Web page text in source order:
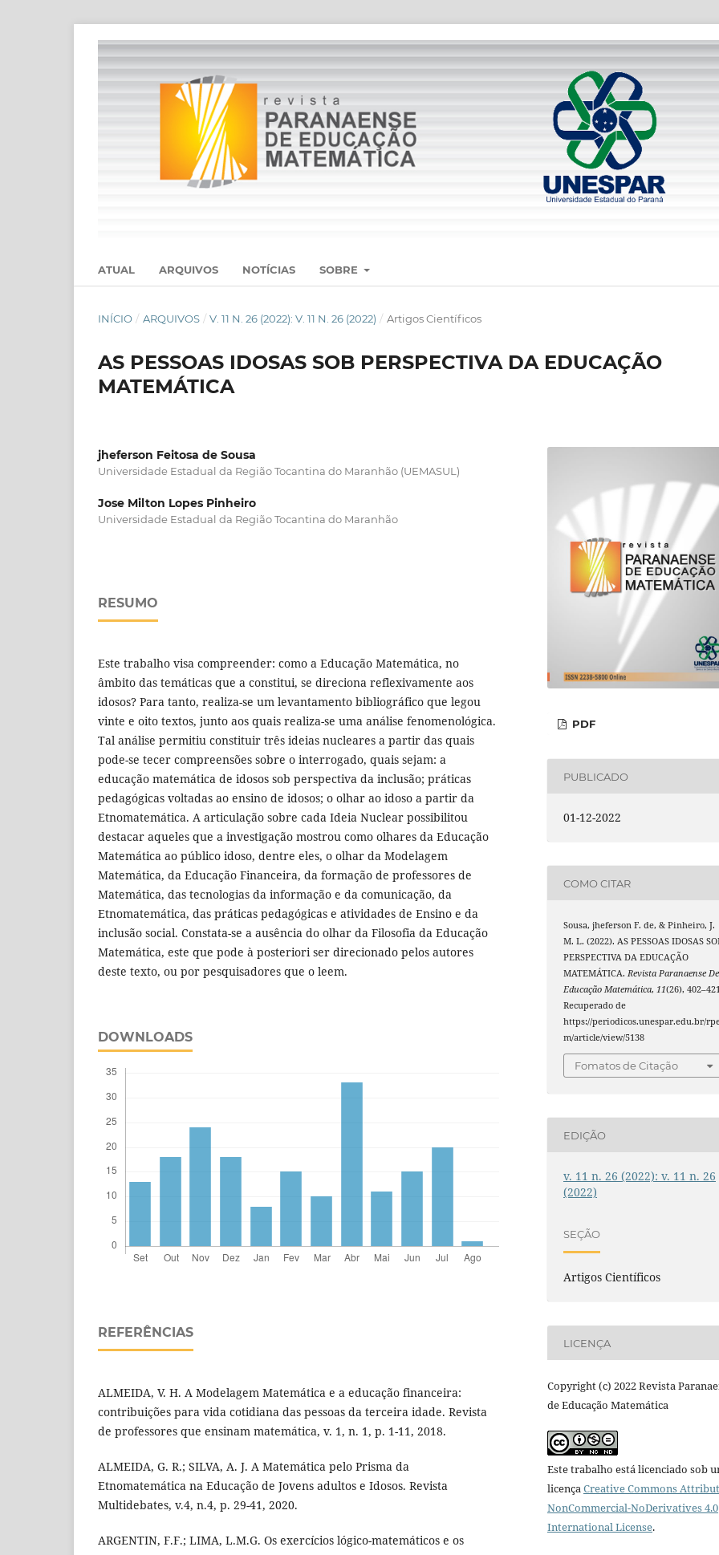
ATUAL ARQUIVOS NOTÍCIAS SOBRE
INÍCIO / ARQUIVOS / V. 11 N. 26 (2022): V. 11 N. 26 (2022) / Artigos Científicos
AS PESSOAS IDOSAS SOB PERSPECTIVA DA EDUCAÇÃO
MATEMÁTICA
jheferson Feitosa de Sousa
Universidade Estadual da Região Tocantina do Maranhão (UEMASUL)
Jose Milton Lopes Pinheiro
Universidade Estadual da Região Tocantina do Maranhão
RESUMO
Este trabalho visa compreender: como a Educação Matemática, no
âmbito das temáticas que a constitui, se direciona reflexivamente aos
idosos? Para tanto, realiza-se um levantamento bibliográfico que legou
vinte e oito textos, junto aos quais realiza-se uma análise fenomenológica.
Tal análise permitiu constituir três ideias nucleares a partir das quais
pode-se tecer compreensões sobre o interrogado, quais sejam: a
educação matemática de idosos sob perspectiva da inclusão; práticas
pedagógicas voltadas ao ensino de idosos; o olhar ao idoso a partir da
Etnomatemática. A articulação sobre cada Ideia Nuclear possibilitou
destacar aqueles que a investigação mostrou como olhares da Educação
Matemática ao público idoso, dentre eles, o olhar da Modelagem
Matemática, da Educação Financeira, da formação de professores de
Matemática, das tecnologias da informação e da comunicação, da
Etnomatemática, das práticas pedagógicas e atividades de Ensino e da
inclusão social. Constata-se a ausência do olhar da Filosofia da Educação
Matemática, este que pode à posteriori ser direcionado pelos autores
deste texto, ou por pesquisadores que o leem.
DOWNLOADS
REFERÊNCIAS
ALMEIDA, V. H. A Modelagem Matemática e a educação financeira:
contribuições para vida cotidiana das pessoas da terceira idade. Revista
de professores que ensinam matemática, v. 1, n. 1, p. 1-11, 2018.
ALMEIDA, G. R.; SILVA, A. J. A Matemática pelo Prisma da
Etnomatemática na Educação de Jovens adultos e Idosos. Revista
Multidebates, v.4, n.4, p. 29-41, 2020.
ARGENTIN, F.F.; LIMA, L.M.G. Os exercícios lógico-matemáticos e os
PDF
PUBLICADO
01-12-2022
COMO CITAR
Sousa, jheferson F. de, & Pinheiro, J.
M. L. (2022). AS PESSOAS IDOSAS
PERSPECTIVA DA EDUCAÇÃO
MATEMÁTICA. Revista Paranaense De
Educação Matemática, 11(26),
Recuperado de
https://periodicos.unespar.edu.br/
m/article/view/5138
Fomatos de Citação
EDIÇÃO
v. 11 n. 26 (2022): v. 11 n. 26
(2022)
SEÇÃO
Artigos Científicos
LICENÇA
Copyright (c) 2022 Revista
de Educação Matemática
Este trabalho está licenciado sob
licençaCreative Commons
NonCommercial-NoDerivatives 4.0
International License.